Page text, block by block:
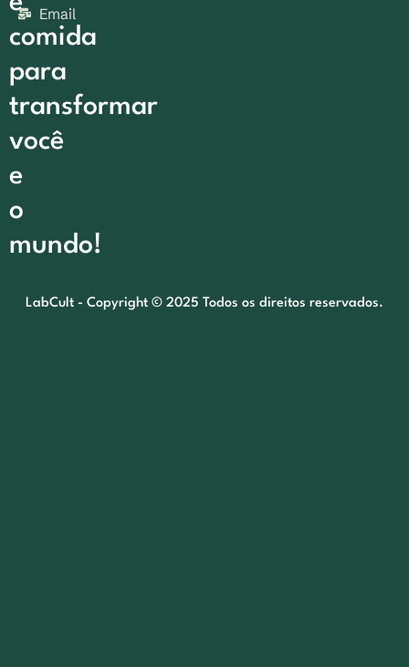
comida
para
transformar
você
e
o
mundo!
Email
LabCult - Copyright © 2025 Todos os direitos reservados.